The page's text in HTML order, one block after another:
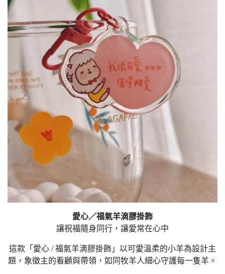
愛心／福氣羊滴膠掛飾
讓祝福隨身同行，讓愛常在心中
這款「愛心 / 福氣羊滴膠掛飾」以可愛溫柔的小羊為設計主
題，象徵主的看顧與帶領，如同牧羊人細心守護每一隻羊。